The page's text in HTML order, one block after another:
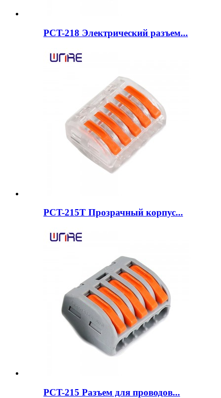
PCT-218 Электрический разъем...
PCT-215T Прозрачный корпус...
PCT-215 Разъем для проводов...